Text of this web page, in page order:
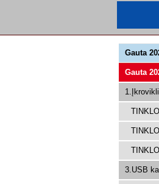
Gauta
Gauta
3.USB